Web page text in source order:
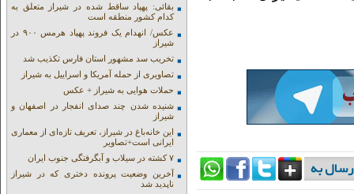
بقائی: پهپاد ساقط شده در شیراز متعلق به
کدام کشور منطقه است
عکس/ انهدام یک فروند پهپاد هرمس ۹۰۰ در
شیراز
تخریب سد مشهور استان فارس تکذیب شد
تصاویری از حمله آمریکا و اسراییل به شیراز
حملات هوایی به شیراز + عکس
شنیده شدن چند صدای انفجار در اصفهان و
شیراز
این خانه‌باغ در شیراز، تعریف تازه‌ای از معماری
ایرانی است+تصاویر
۷ کشته در سیلاب و آبگرفتگی جنوب ایران
آخرین وضعیت پرونده دختری که در شیراز
ناپدید شد